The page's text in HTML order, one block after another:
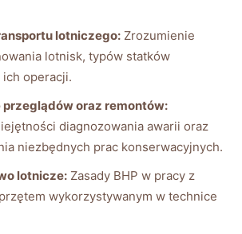
lotniczego: Zrozumienie
lotnisk, typów statków
operacji.
oraz remontów:
diagnozowania awarii oraz
niezbędnych prac konserwacyjnych.
lotnicze: Zasady BHP w pracy z
wykorzystywanym w technice